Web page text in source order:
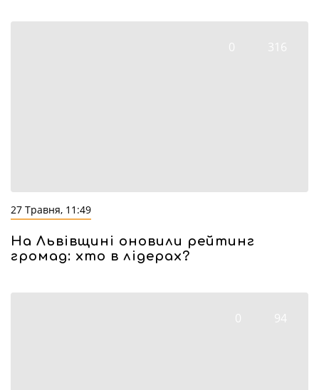
0 316
27 Травня, 11:49
На Львівщині оновили рейтинг
громад: хто в лідерах?
0 94